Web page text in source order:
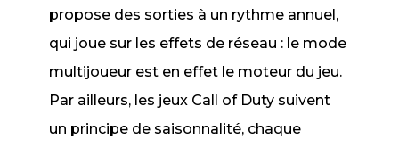
propose des sorties à un rythme annuel,
qui joue sur les effets de réseau : le mode
multijoueur est en effet le moteur du jeu.
Par ailleurs, les jeux Call of Duty suivent
un principe de saisonnalité, chaque